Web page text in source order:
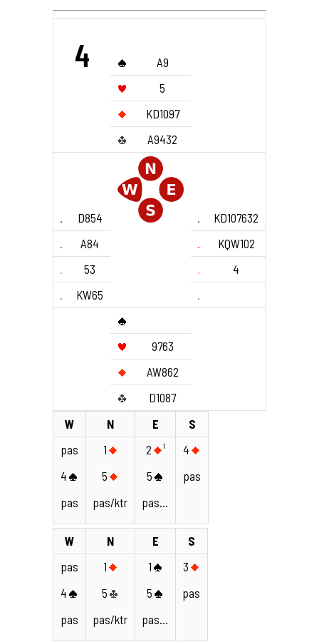
4
A9
5
KD1097
A9432
D854
KD107632
A84
KQW102
53
4
KW65
9763
AW862
D1087
W
N E
S
pas
4
pas
1
5
pas/ktr
2
¹
5
pas…
4
pas
W N E
S
pas
4
pas
1
5
pas/ktr
1
5
pas…
3
pas